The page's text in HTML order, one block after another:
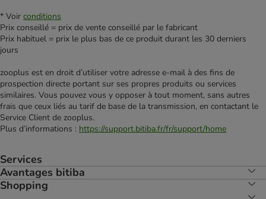
* Voir conditions
Prix conseillé = prix de vente conseillé par le fabricant
Prix habituel = prix le plus bas de ce produit durant les 30 derniers
jours
zooplus est en droit d’utiliser votre adresse e‑mail à des fins de
prospection directe portant sur ses propres produits ou services
similaires. Vous pouvez vous y opposer à tout moment, sans autres
frais que ceux liés au tarif de base de la transmission, en contactant le
Service Client de zooplus.
Plus d’informations : https://support.bitiba.fr/fr/support/home
Services
Avantages bitiba
Shopping